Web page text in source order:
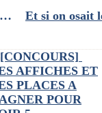
Mais qui a retué Pamela Rose : pas vraiment un Kad et O...